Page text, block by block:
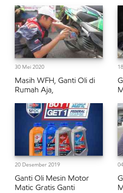
30 Mei 2020
Masih WFH, Ganti Oli di
Rumah Aja,
20 Desember 2019
Ganti Oli Mesin Motor
Matic Gratis Ganti